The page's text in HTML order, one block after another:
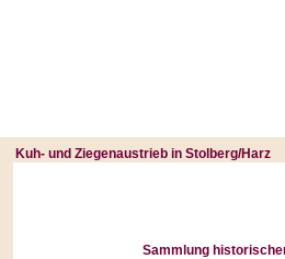
Sammlung
Kuh- und Ziegenaustrieb in Stolberg/Harz